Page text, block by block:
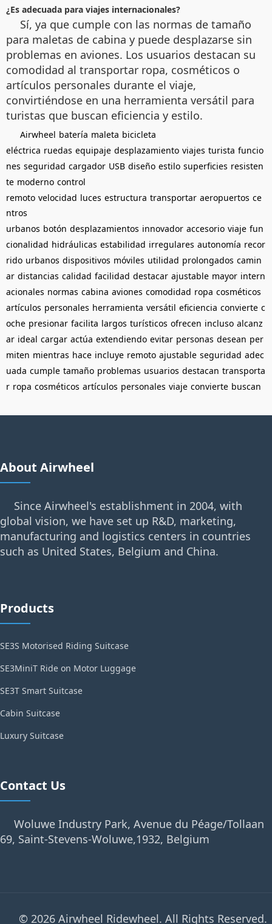
¿Es adecuada para viajes internacionales?
Sí, ya que cumple con las normas de tamaño
para maletas de cabina y puede desplazarse sin
problemas en aviones. Los usuarios destacan su
comodidad al transportar ropa, cosméticos o
artículos personales durante el viaje,
convirtiéndose en una herramienta versátil para
turistas que buscan eficiencia y estilo.
Airwheel batería maleta bicicleta
eléctrica ruedas equipaje desplazamiento viajes turista funcio
nes seguridad cargador USB diseño estilo superficies resisten
te moderno control
remoto velocidad luces estructura transportar aeropuertos ce
ntros
urbanos botón desplazamientos innovador accesorio viaje fun
cionalidad hidráulicas estabilidad irregulares autonomía recor
rido urbanos dispositivos móviles utilidad prolongados camin
ar distancias calidad facilidad destacar ajustable mayor intern
acionales normas cabina aviones comodidad ropa cosméticos
artículos personales herramienta versátil eficiencia convierte c
oche presionar facilita largos turísticos ofrecen incluso alcanz
ar ideal cargar actúa extendiendo evitar personas desean per
miten mientras hace incluye remoto ajustable seguridad adec
uada cumple tamaño problemas usuarios destacan transporta
r ropa cosméticos artículos personales viaje convierte buscan
About Airwheel
Since Airwheel's establishment in 2004, with
global vision, we have set up R&D, marketing,
manufacturing and logistics centers in countries
such as United States, Belgium and China.
Products
SE3S Motorised Riding Suitcase
SE3MiniT Ride on Motor Luggage
SE3T Smart Suitcase
Cabin Suitcase
Luxury Suitcase
Contact Us
Woluwe Industry Park, Avenue du Péage/Tollaan
69, Saint-Stevens-Woluwe,1932, Belgium
© 2026 Airwheel Ridewheel. All Rights Reserved.